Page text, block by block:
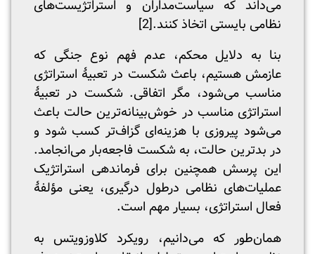
می‌داند که سیاست‌مداران و استراتژیست‌های
نظامی بایستی اتخاذ کنند.[2]
بنا به دلایل محکم، عدم فهم نوع جنگی که
عازمش هستیم، باعث شکست در تعبیۀ استراتژی
مناسب می‌شود، مگر اتفاقی. شکست در تعبیۀ
استراتژی مناسب در خوش‌بینانه‌ترین حالت باعث
می‌شود پیروزی با هزینه‌ای گزاف‌تر کسب شود و
در بدترین حالت، به شکست‌ فاجعه‌بار می‌انجامد.
این پرسش همچنین برای فرماندهی استراتژیک
عملیات‌های نظامی درطول درگیری، یعنی مؤلفۀ
فعال استراتژی، بسیار مهم است.
همان‌طور که می‌دانیم، رویکرد کلاوزویتس به